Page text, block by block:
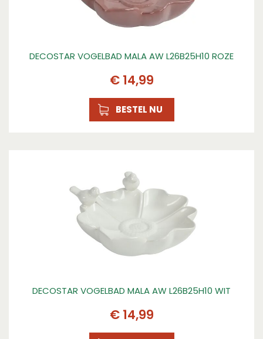
DECOSTAR VOGELBAD MALA AW L26B25H10 ROZE
€ 14,99
BESTEL NU
DECOSTAR VOGELBAD MALA AW L26B25H10 WIT
€ 14,99